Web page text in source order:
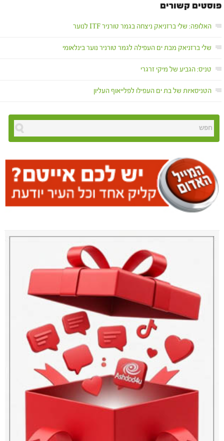
פוסטים קשורים
האלופה: שלי ברזניאק ניצחה בגמר טורניר ITF לנוער
שלי ברזניאק מבת ים העפילה לגמר טורניר נוער בינלאומי
טניס: הגביע של מיקי זרגרי
הטניסאיות של בת ים העפילו לפלייאוף העליון